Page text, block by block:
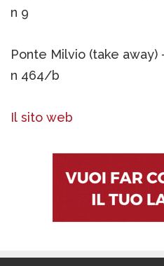
n 9
Ponte Milvio (take away)
n 464/b
Il sito web